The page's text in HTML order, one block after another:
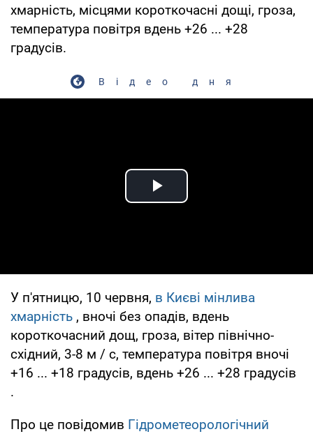
хмарність, місцями короткочасні дощі, гроза,
температура повітря вдень +26 ... +28
градусів.
Відео дня
Play Video
У п'ятницю, 10 червня, в Києві мінлива
хмарність , вночі без опадів, вдень
короткочасний дощ, гроза, вітер північно-
східний, 3-8 м / с, температура повітря вночі
+16 ... +18 градусів, вдень +26 ... +28 градусів
.
Про це повідомив Гідрометеорологічний